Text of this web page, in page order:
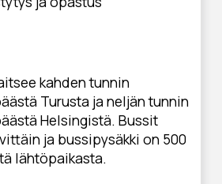
kahden tunnin
Turusta ja neljän tunnin
Helsingistä. Bussit
ja bussipysäkki on 500
lähtöpaikasta.